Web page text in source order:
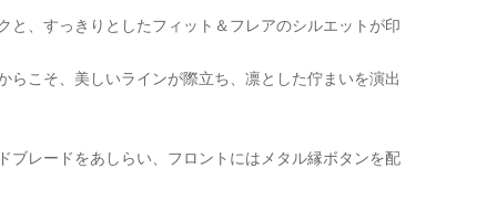
と、すっきりとしたフィット＆フレアのシルエットが印
らこそ、美しいラインが際立ち、凛とした佇まいを演出
ブレードをあしらい、フロントにはメタル縁ボタンを配